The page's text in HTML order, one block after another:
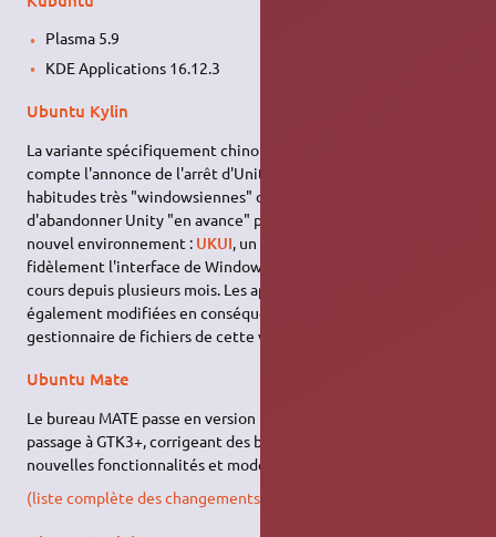
Plasma 5.9
KDE Applications 16.12.3
Ubuntu Kylin
La variante spécifiquement chinoise d'Ubuntu, prenant en
compte l'annonce de l'arrêt d'Unity, et souhaitant s'adapter aux
habitudes très "windowsiennes" de ses usagers, a décidé
d'abandonner Unity "en avance" pour se concentrer sur un
nouvel environnement : UKUI, un fork de
fidèlement l'interface de Windows 7, dont le projet était en
cours depuis plusieurs mois. Les applications par défaut sont
également modifiées en conséquence, notamment le
gestionnaire de fichiers de cette variante devient
Ubuntu Mate
Le bureau MATE passe en version 1.18.0, et termine son
passage à GTK3+, corrigeant des bugs et introduisant de
nouvelles fonctionnalités et modernisations.
(liste complète des changements)